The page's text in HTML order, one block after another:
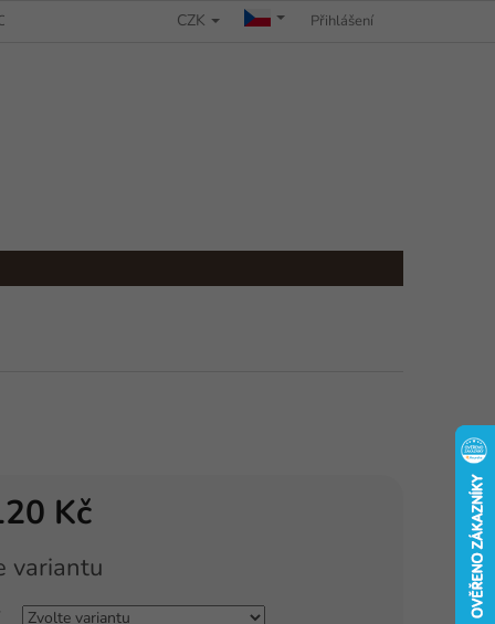
OSOBNÍCH ÚDAJŮ REKLAMAČNÍ ŘÁD
CZK Přihlášení
Kč
variantu